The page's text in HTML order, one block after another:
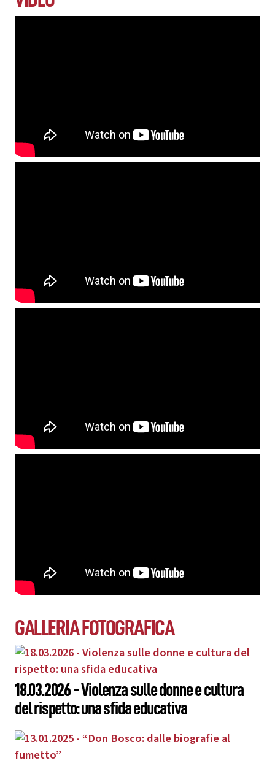
GALLERIA FOTOGRAFICA
18.03.2026 - Violenza sulle donne e cultura
del rispetto: una sfida educativa